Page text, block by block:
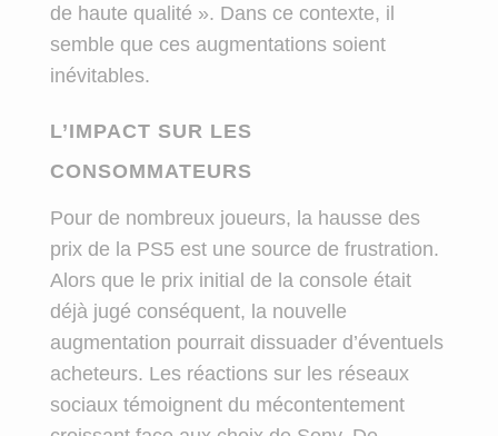
de haute qualité ». Dans ce contexte, il
semble que ces augmentations soient
inévitables.
L’IMPACT SUR LES
CONSOMMATEURS
Pour de nombreux joueurs, la hausse des
prix de la PS5 est une source de frustration.
Alors que le prix initial de la console était
déjà jugé conséquent, la nouvelle
augmentation pourrait dissuader d’éventuels
acheteurs. Les réactions sur les réseaux
sociaux témoignent du mécontentement